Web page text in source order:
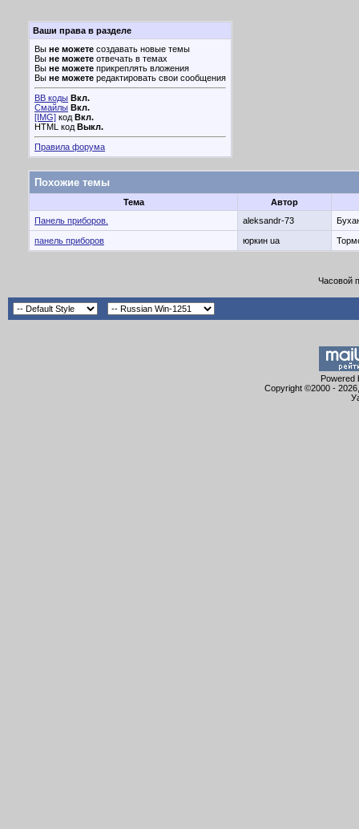
Ваши права в разделе
Вы не можете создавать новые темы
Вы не можете отвечать в темах
Вы не можете прикреплять вложения
Вы не можете редактировать свои сообщения
BB коды Вкл.
Смайлы Вкл.
[IMG] код Вкл.
HTML код Выкл.
Правила форума
Похожие темы
Тема
Автор
Панель приборов.
aleksandr-73
панель приборов юркин ua
Часовой
Powered
Copyright ©2000 -